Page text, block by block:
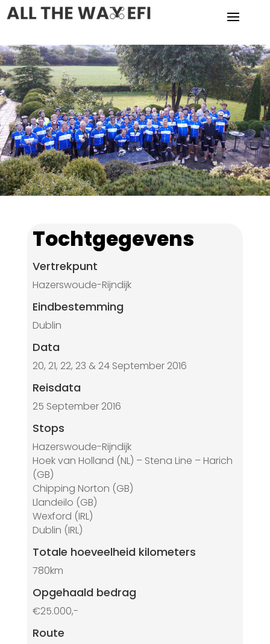
Tochtgegevens
Vertrekpunt
Hazerswoude-Rijndijk
Eindbestemming
Dublin
Data
20, 21, 22, 23 & 24 September 2016
Reisdata
25 September 2016
Stops
Hazerswoude-Rijndijk
Hoek van Holland (NL) – Stena Line – Harich
(GB)
Chipping Norton (GB)
Llandeilo (GB)
Wexford (IRL)
Dublin (IRL)
Totale hoeveelheid kilometers
780km
Opgehaald bedrag
€25.000,-
Route